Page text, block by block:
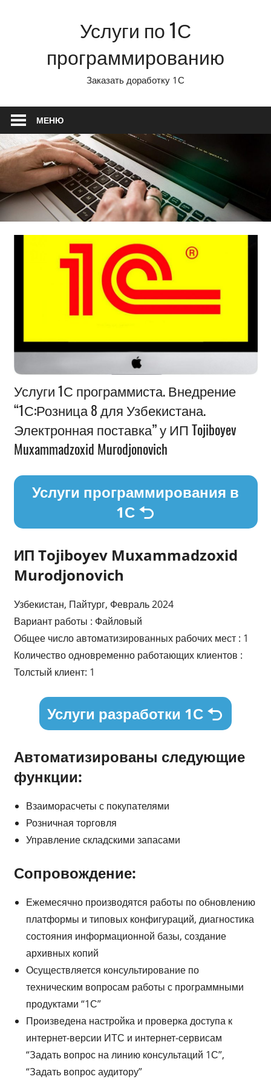
Услуги по 1С
программированию
Заказать доработку 1С
МЕНЮ
Информация
Услуги 1С программиста. Внедрение
“1С:Розница 8 для Узбекистана.
Электронная поставка” у ИП Tojiboyev
Muxammadzoxid Murodjonovich
Услуги программирования в
1С
ИП Tojiboyev Muxammadzoxid
Murodjonovich
Узбекистан, Пайтург, Февраль 2024
Вариант работы : Файловый
Общее число автоматизированных рабочих мест : 1
Количество одновременно работающих клиентов :
Толстый клиент: 1
Услуги разработки 1С
Автоматизированы следующие
функции:
Взаиморасчеты с покупателями
Розничная торговля
Управление складскими запасами
Сопровождение:
Ежемесячно производятся работы по обновлению
платформы и типовых конфигураций, диагностика
состояния информационной базы, создание
архивных копий
Осуществляется консультирование по
техническим вопросам работы с программными
продуктами “1С”
Произведена настройка и проверка доступа к
интернет-версии ИТС и интернет-сервисам
“Задать вопрос на линию консультаций 1С”,
“Задать вопрос аудитору”